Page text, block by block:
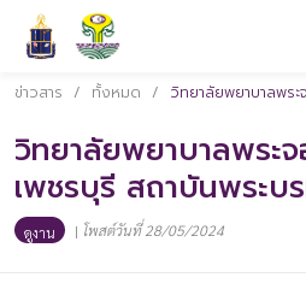
ข่าวสาร / ทั้งหมด / วิทยาลัยพยาบาลพระจอมเ
วิทยาลัยพยาบาลพระ
เพชรบุรี สถาบันพระบ
ดูงาน | โพสต์วันที่ 28/05/2024